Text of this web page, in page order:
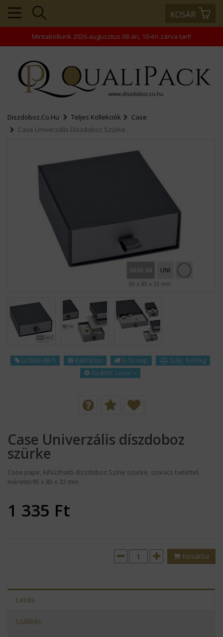
Mintaboltunk 2026.augusztus 08-án, 10-én zárva tart!
KOSÁR
+36203343866
+36203458445
+36202463938
rendeles@comptech-
KOSÁR
PROFIL
MAGUNKRÓL
KAPCSOLAT
LOGÓZÁS
Diszdoboz.co.hu Teljes Kollekciók
Case
Case Univerzális Díszdoboz Szürke
LL0830-88-5 Raktáron 3-12 nap
Súly: 0.06 kg
Gyártó: Leser»
Case Univerzális díszdoboz
szürke
Case papír, kihúzható díszdoboz Színe szürke, szivacs betéttel.
méretei:95 x 85 x 32 mm
1 335 Ft
Kosárba
Leírás
Szállítás